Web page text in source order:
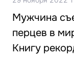
Мужчина
перцев в
Книгу